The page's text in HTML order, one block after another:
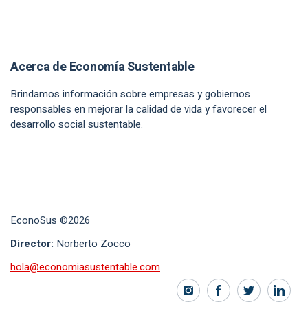
Acerca de Economía Sustentable
Brindamos información sobre empresas y gobiernos
responsables en mejorar la calidad de vida y favorecer el
desarrollo social sustentable.
EconoSus ©2026
Director: Norberto Zocco
hola@economiasustentable.com